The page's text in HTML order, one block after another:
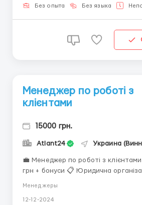
плаваючих вих...
Без опыта Без языка
Менеджер по роботі з
клієнтами
15000 грн.
Atlant24 Украина
💼 Менеджер по роботі з
грн + бонуси 📋 Юридична організація «Атлант24»
Наша компанія займається
графік: Пн-Пт з 9:00 до 17:00 -
Менеджеры
12-12-2024